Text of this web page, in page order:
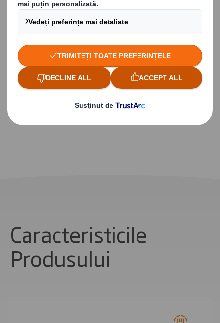
Interesat să aflii mai
multe?
Completează formularul de mai jos și descarcă
broșura cu produse!
Caracteristicile
Produsului